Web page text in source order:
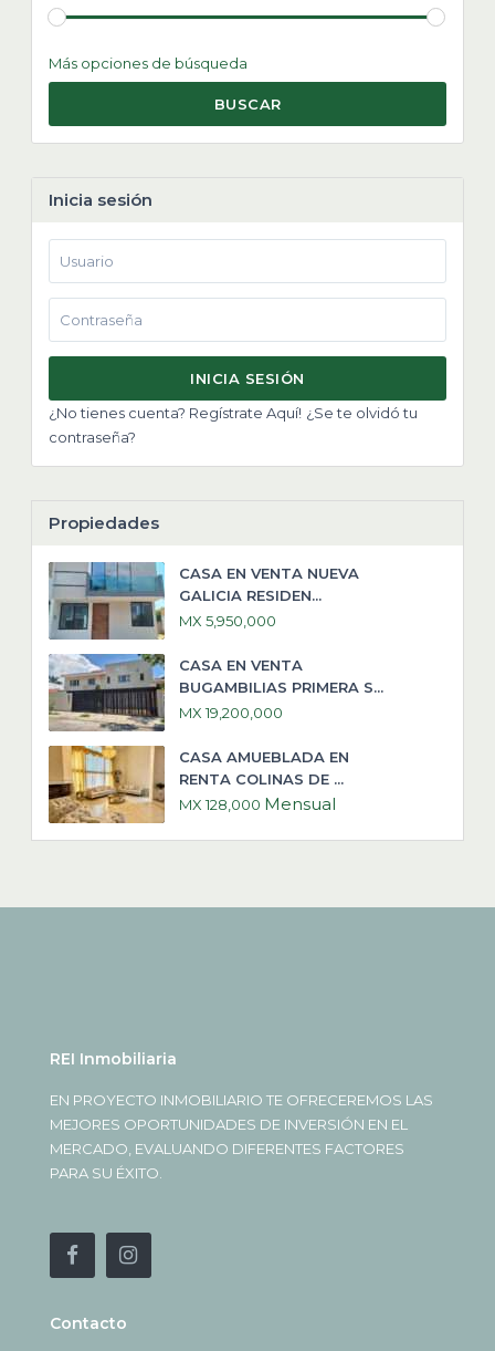
Más opciones de búsqueda
BUSCAR
Inicia sesión
INICIA SESIÓN
¿No tienes cuenta? Regístrate Aquí! ¿Se te olvidó tu
contraseña?
Propiedades
CASA EN VENTA NUEVA
GALICIA RESIDEN...
MX 5,950,000
CASA EN VENTA
BUGAMBILIAS PRIMERA S...
MX 19,200,000
CASA AMUEBLADA EN
RENTA COLINAS DE ...
MX 128,000 Mensual
REI Inmobiliaria
EN PROYECTO INMOBILIARIO TE OFRECEREMOS LAS
MEJORES OPORTUNIDADES DE INVERSIÓN EN EL
MERCADO, EVALUANDO DIFERENTES FACTORES
PARA SU ÉXITO.
Contacto